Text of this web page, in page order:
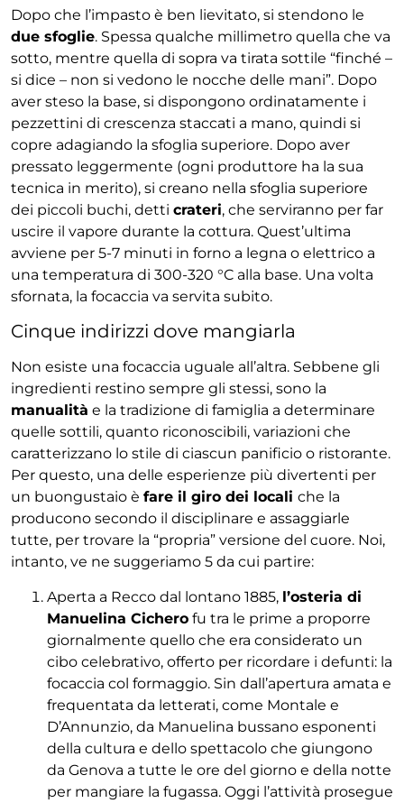
Dopo che l’impasto è ben lievitato, si stendono le
due sfoglie. Spessa qualche millimetro quella che va
sotto, mentre quella di sopra va tirata sottile “finché –
si dice – non si vedono le nocche delle mani”. Dopo
aver steso la base, si dispongono ordinatamente i
pezzettini di crescenza staccati a mano, quindi si
copre adagiando la sfoglia superiore. Dopo aver
pressato leggermente (ogni produttore ha la sua
tecnica in merito), si creano nella sfoglia superiore
dei piccoli buchi, detti crateri, che serviranno per far
uscire il vapore durante la cottura. Quest’ultima
avviene per 5-7 minuti in forno a legna o elettrico a
una temperatura di 300-320 °C alla base. Una volta
sfornata, la focaccia va servita subito.
Cinque indirizzi dove mangiarla
Non esiste una focaccia uguale all’altra. Sebbene gli
ingredienti restino sempre gli stessi, sono la
manualità e la tradizione di famiglia a determinare
quelle sottili, quanto riconoscibili, variazioni che
caratterizzano lo stile di ciascun panificio o ristorante.
Per questo, una delle esperienze più divertenti per
un buongustaio è fare il giro dei locali che la
producono secondo il disciplinare e assaggiarle
tutte, per trovare la “propria” versione del cuore. Noi,
intanto, ve ne suggeriamo 5 da cui partire:
Aperta a Recco dal lontano 1885, l’osteria di
Manuelina Cichero fu tra le prime a proporre
giornalmente quello che era considerato un
cibo celebrativo, offerto per ricordare i defunti: la
focaccia col formaggio. Sin dall’apertura amata e
frequentata da letterati, come Montale e
D’Annunzio, da Manuelina bussano esponenti
della cultura e dello spettacolo che giungono
da Genova a tutte le ore del giorno e della notte
per mangiare la fugassa. Oggi l’attività prosegue